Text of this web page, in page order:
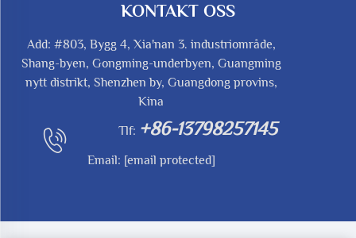
KONTAKT OSS
Add: #803, Bygg 4, Xia'nan 3. industriområde,
Shang-byen, Gongming-underbyen, Guangming
nytt distrikt, Shenzhen by, Guangdong provins,
Kina
Tlf: +86-13798257145
Email: [email protected]